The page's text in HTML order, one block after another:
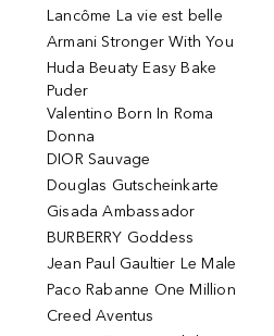
Lancôme La vie est belle
Armani Stronger With You
Huda Beuaty Easy Bake
Puder
Valentino Born In Roma
Donna
DIOR Sauvage
Douglas Gutscheinkarte
Gisada Ambassador
BURBERRY Goddess
Jean Paul Gaultier Le Male
Paco Rabanne One Million
Creed Aventus